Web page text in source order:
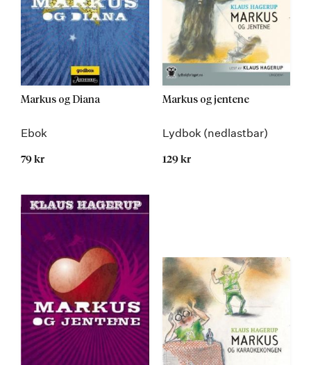
Markus og Diana
Ebok
79 kr
Markus og jentene
Lydbok (nedlastbar)
129 kr